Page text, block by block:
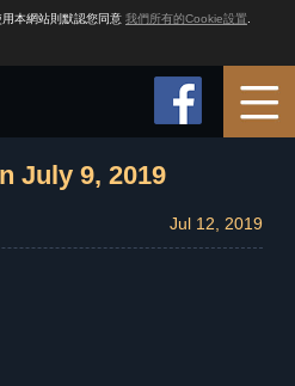
本網站則默認您同意 我們所有的Cookie設置
首頁
遊戲介紹
July 9, 2019
Jul 12, 2019